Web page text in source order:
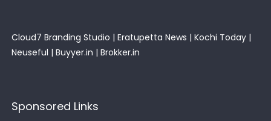
Cloud7 Branding Studio | Eratupetta News | Kochi Today |
Neuseful | Buyyer.in | Brokker.in
Sponsored Links